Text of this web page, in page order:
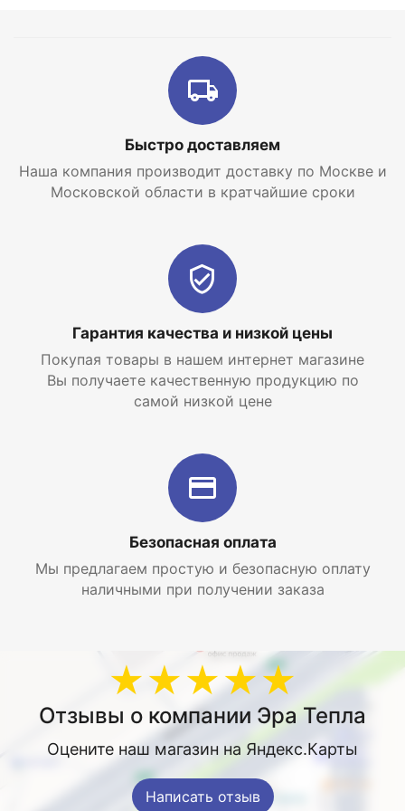
котел для отопления? В интернет магазине
отопительных систем и горячего водоснабжения
Вы всегда сможете
настенный котел Vaillant turboTEC plus VUW
по самой низкой цене с доставкой по
Москве и Московской области.
Быстро доставляем
Наша компания производит доставку по Москве и
Московской области в кратчайшие сроки
Гарантия качества и низкой цены
Покупая товары в нашем интернет магазине
Вы получаете качественную продукцию по
самой низкой цене
Безопасная оплата
Мы предлагаем простую и безопасную оплату
наличными при получении заказа
★★★★★
Отзывы о компании Эра Тепла
Оцените наш магазин на Яндекс.Карты
Написать отзыв